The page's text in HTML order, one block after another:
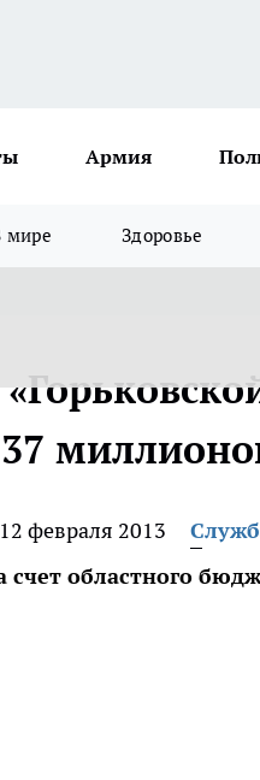
Армия
мире Здоровье
12 февраля 2013
счет областного